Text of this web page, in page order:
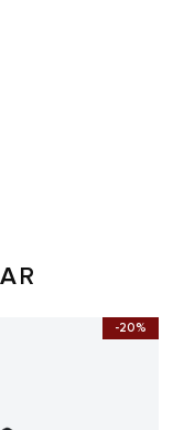
-20%